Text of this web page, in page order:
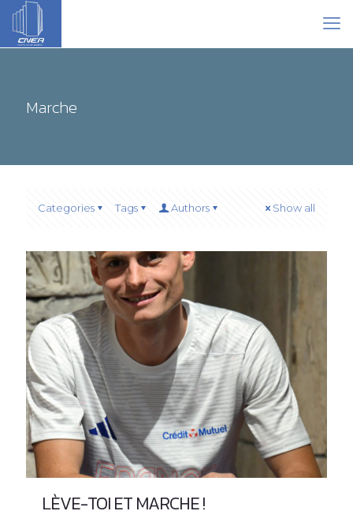
Marche
Categories Tags Authors Show all
LÈVE-TOI ET MARCHE !